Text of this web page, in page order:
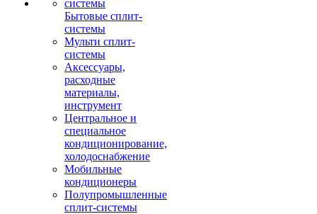
Бытовые сплит-
системы
Мульти сплит-
системы
Аксессуары,
расходные
материалы,
инструмент
Центральное и
специальное
кондиционирование,
холодоснабжение
Мобильные
кондиционеры
Полупромышленные
сплит-системы